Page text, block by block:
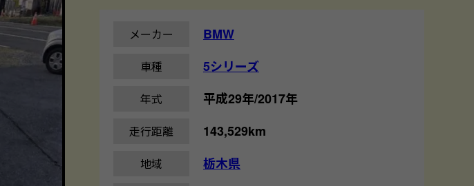
メーカー BMW
車種 5シリーズ
年式 平成29年/2017年
走行距離 143,529km
地域 栃木県